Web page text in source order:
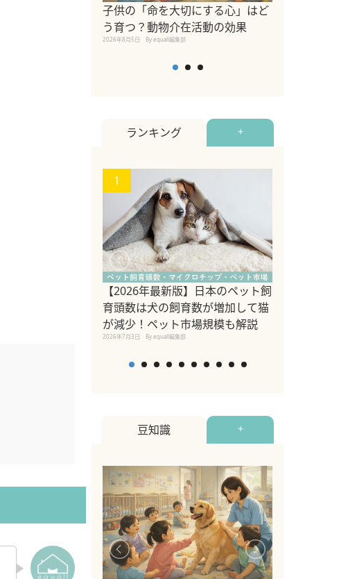
子供の「命を大切にする心」はど
う育つ？動物介在活動の効果
2026年8月5日 By equall編集部
ランキング +
1
【2026年最新版】日本のペット飼
育頭数は犬の飼育数が増加して猫
が減少！ペット市場規模も解説
2026年7月3日 By equall編集部
豆知識 +